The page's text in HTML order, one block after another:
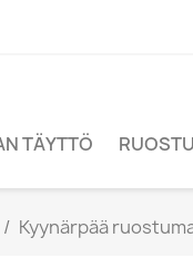
TÄYTTÖ
Kyynärpää